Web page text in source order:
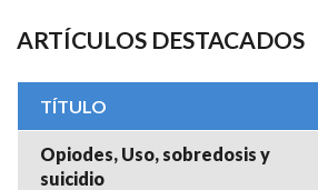
ARTÍCULOS DESTACADOS
TÍTULO
Opiodes, Uso, sobredosis y
suicidio